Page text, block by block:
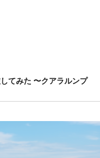
てみた 〜クアラルンプ